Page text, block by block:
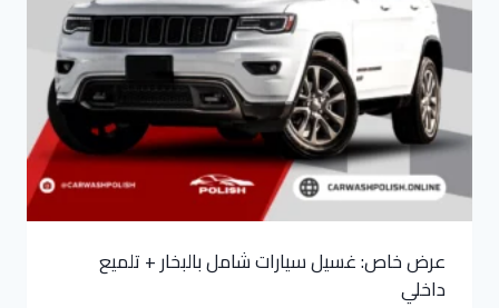
عرض خاص: غسيل سيارات شامل بالبخار + تلميع
داخلي